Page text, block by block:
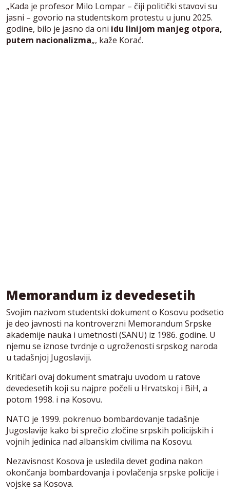
„Kada je profesor Milo Lompar – čiji politički stavovi su
jasni – govorio na studentskom protestu u junu 2025.
godine, bilo je jasno da oni idu linijom manjeg otpora,
putem nacionalizma„, kaže Korać.
Memorandum iz devedesetih
Svojim nazivom studentski dokument o Kosovu podsetio
je deo javnosti na kontroverzni Memorandum Srpske
akademije nauka i umetnosti (SANU) iz 1986. godine. U
njemu se iznose tvrdnje o ugroženosti srpskog naroda
u tadašnjoj Jugoslaviji.
Kritičari ovaj dokument smatraju uvodom u ratove
devedesetih koji su najpre počeli u Hrvatskoj i BiH, a
potom 1998. i na Kosovu.
NATO je 1999. pokrenuo bombardovanje tadašnje
Jugoslavije kako bi sprečio zločine srpskih policijskih i
vojnih jedinica nad albanskim civilima na Kosovu.
Nezavisnost Kosova je usledila devet godina nakon
okončanja bombardovanja i povlačenja srpske policije i
vojske sa Kosova.